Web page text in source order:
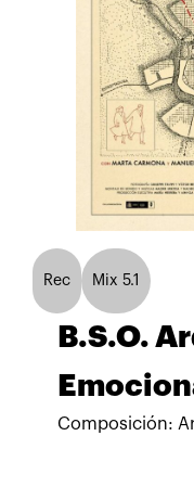
Rec Mix 5.1
B.S.O.
Composición: